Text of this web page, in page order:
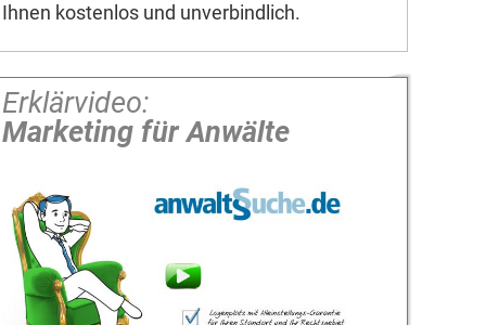
Ihnen kostenlos und unverbindlich.
Erklärvideo:
Marketing für Anwälte